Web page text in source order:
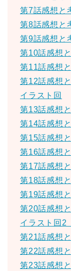
第7話感想と
第8話感想と
第9話感想と
第10話感想
第11話感想
第12話感想
イラスト回
第13話感想
第14話感想
第15話感想
第16話感想
第17話感想
第18話感想
第19話感想
第20話感想
イラスト回2
第21話感想
第22話感想
第23話感想